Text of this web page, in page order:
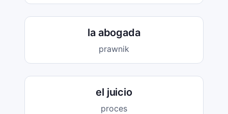
la abogada
prawnik
el juicio
proces